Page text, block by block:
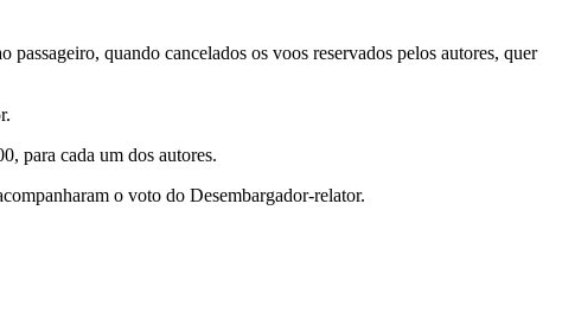
quando cancelados os voos reservados pelos autores, quer
para cada um dos autores.
o voto do Desembargador-relator.